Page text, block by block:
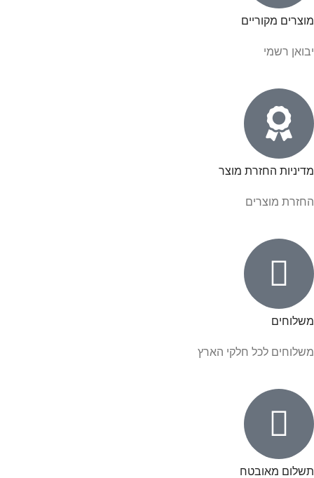
מוצרים מקוריים
יבואן רשמי
מדיניות החזרת מוצר
החזרת מוצרים
משלוחים
משלוחים לכל חלקי הארץ
תשלום מאובטח